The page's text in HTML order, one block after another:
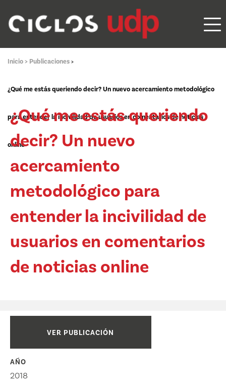
Inicio > Publicaciones >
¿Qué me estás queriendo decir? Un nuevo acercamiento metodológico
para entender la incivilidad de usuarios en comentarios de noticias
online
¿Qué me estás queriendo
decir? Un nuevo
acercamiento
metodológico para
entender la incivilidad de
usuarios en comentarios
de noticias online
VER PUBLICACIÓN
AÑO
2018